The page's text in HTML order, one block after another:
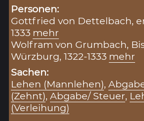
Personen:
Gottfried von Dettelbach,
1333 mehr
Wolfram von Grumbach,
Würzburg, 1322-1333 mehr
Sachen:
Lehen (Mannlehen),
(Zehnt),Abgabe/ Steuer,
(Verleihung)